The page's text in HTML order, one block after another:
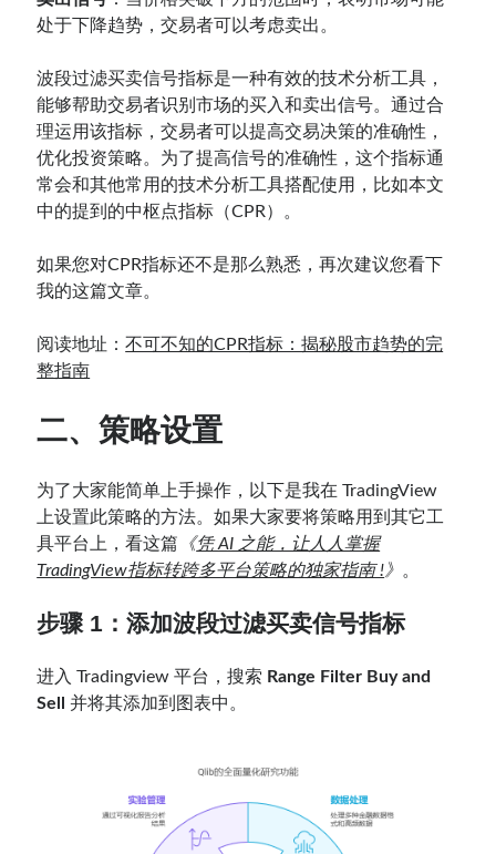
处于下降趋势，交易者可以考虑卖出。
波段过滤买卖信号指标是一种有效的技术分析工具，
能够帮助交易者识别市场的买入和卖出信号。通过合
理运用该指标，交易者可以提高交易决策的准确性，
优化投资策略。为了提高信号的准确性，这个指标通
常会和其他常用的技术分析工具搭配使用，比如本文
中的提到的中枢点指标（CPR）。
如果您对CPR指标还不是那么熟悉，再次建议您看下
我的这篇文章。
阅读地址：不可不知的CPR指标：揭秘股市趋势的完
整指南
二、策略设置
为了大家能简单上手操作，以下是我在 TradingView
上设置此策略的方法。如果大家要将策略用到其它工
具平台上，看这篇 《凭 AI 之能，让人人掌握
TradingView指标转跨多平台策略的独家指南 !》 。
步骤 1：添加波段过滤买卖信号指标
进入 Tradingview 平台，搜索 Range Filter Buy and
Sell 并将其添加到图表中。